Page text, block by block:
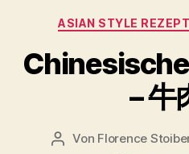
ASIAN STYLE
– 牛
Beitragsautor
Von Florence